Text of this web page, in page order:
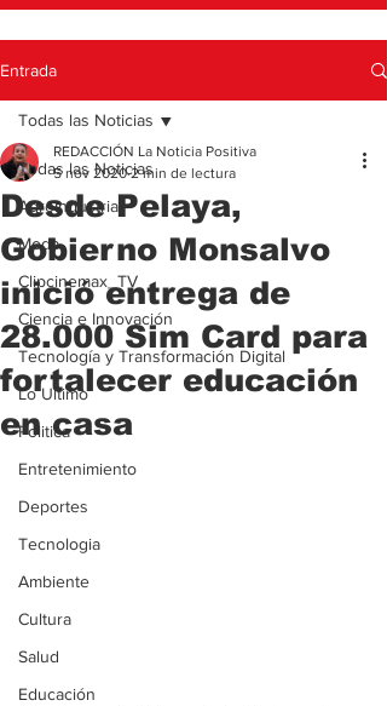
Entrada
Todas las Noticias
Agroindustria
Moda
Clipcinemax_TV
Ciencia e Innovación
Tecnología y Transformación Digital
Lo Ultimo
Politica
Entretenimiento
Deportes
Tecnologia
Ambiente
Cultura
Salud
Educación
Todas las Noticias
Desde Pelaya,
Gobierno Monsalvo
inició entrega de
28.000 Sim Card para
fortalecer educación
en casa
REDACCIÓN La Noticia Positiva
5 nov 2020 2 min de lectura